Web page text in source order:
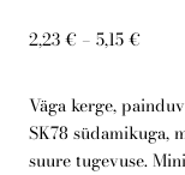
Kontakt
E-pood
2,23 € – 5,15 €
Väga kerge,
SK78 südamikuga,
suure tugevuse.